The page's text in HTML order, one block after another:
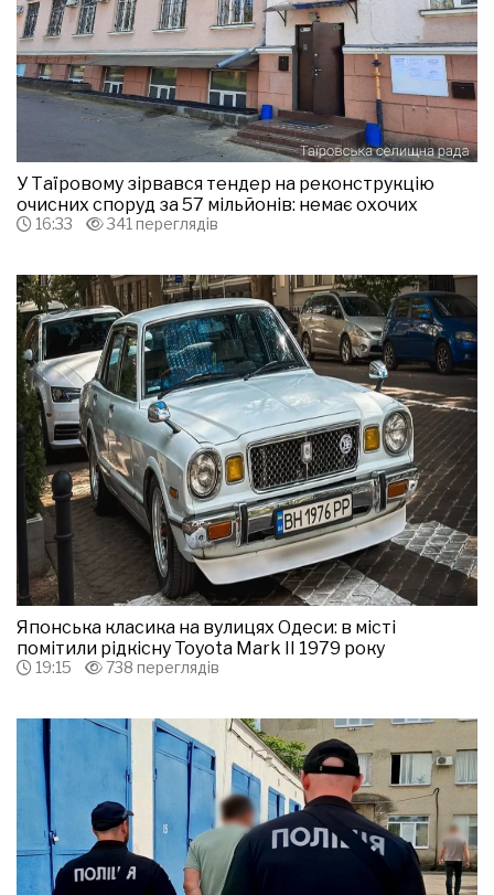
У Таїровому зірвався тендер на реконструкцію
очисних споруд за 57 мільйонів: немає охочих
16:33 341 переглядів
Японська класика на вулицях Одеси: в місті
помітили рідкісну Toyota Mark II 1979 року
19:15 738 переглядів